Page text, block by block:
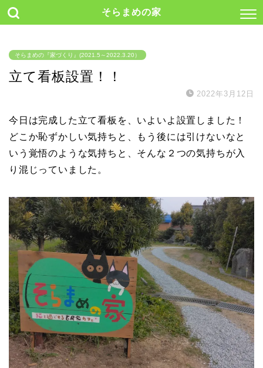
そらまめの家
そらまめの『家づくり』(2021.5～2022.3.20）
立て看板設置！！
2022年3月12日
今日は完成した立て看板を、いよいよ設置しました！
どこか恥ずかしい気持ちと、もう後には引けないなと
いう覚悟のような気持ちと、そんな２つの気持ちが入
り混じっていました。